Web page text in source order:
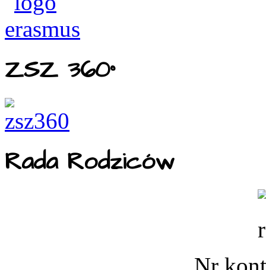
ZSZ 360°
Rada Rodziców